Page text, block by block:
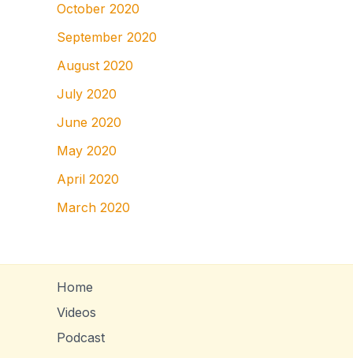
October 2020
September 2020
August 2020
July 2020
June 2020
May 2020
April 2020
March 2020
Home
Videos
Podcast